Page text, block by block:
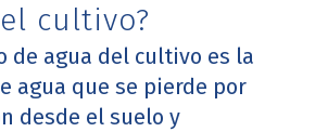
cultivo?
de agua del cultivo es la
agua que se pierde por
desde el suelo y